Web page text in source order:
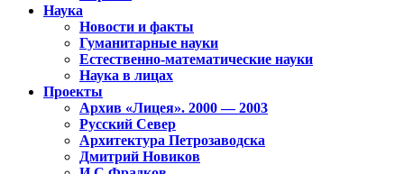
Наука
Новости и факты
Гуманитарные науки
Естественно-математические науки
Наука в лицах
Проекты
Архив «Лицея». 2000 — 2003
Русский Север
Архитектура Петрозаводска
Дмитрий Новиков